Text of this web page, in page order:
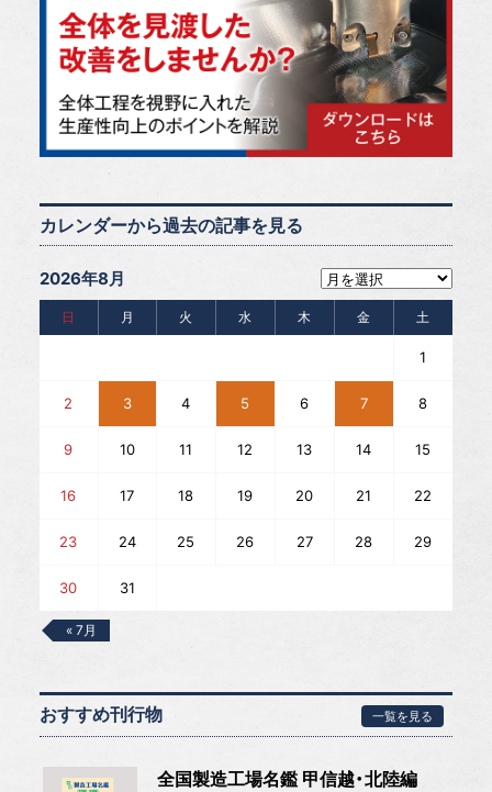
カレンダーから過去の記事を見る
2026年8月
日 月 火 水 木 金 土
1
2 3 4 5 6 7 8
9 10 11 12 13 14 15
16 17 18 19 20 21 22
23 24 25 26 27 28 29
30 31
« 7月
おすすめ刊行物 一覧を見る
全国製造工場名鑑 甲信越・北陸編